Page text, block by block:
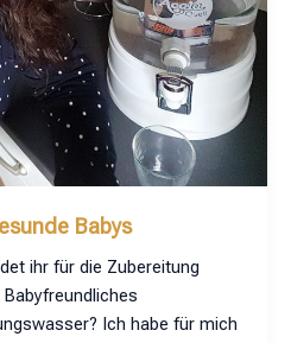
Babys
ihr für die Zubereitung
Ich habe für mich